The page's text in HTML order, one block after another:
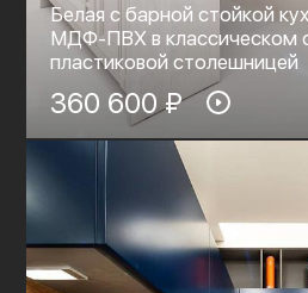
Белая с барной стойкой
МДФ-ПВХ в классическом
пластиковой столешницей
360 600 ₽